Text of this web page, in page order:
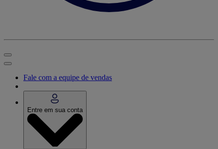
Fale com a equipe de vendas
Entre em sua conta